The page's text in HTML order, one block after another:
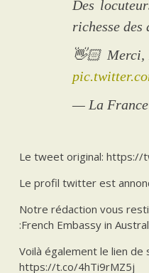
Des
richesse des
👋🏻 Merci,
— La
Le tweet original: https://
Le profil twitter est
Notre rédaction vous
:French Embassy in
Voilà également le lien de
https://t.co/4hTi9rMZ5j